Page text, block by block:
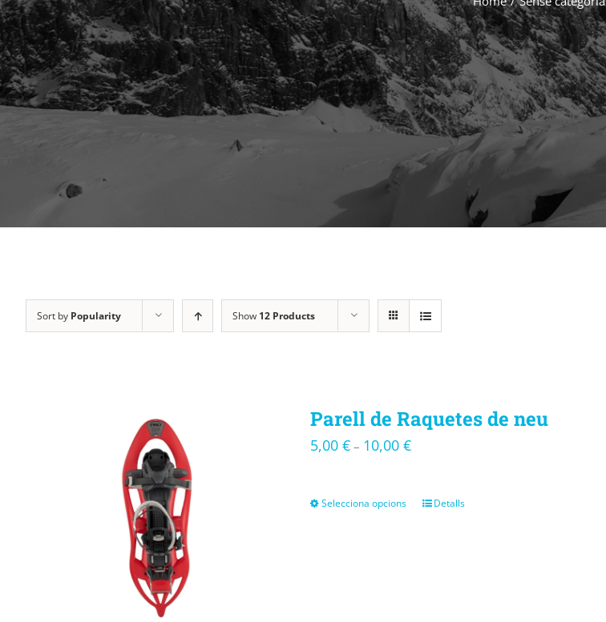
Sort by Popularity Show 12 Products
Parell de Raquetes de neu
5,00 €– 10,00 €
Selecciona opcions Detalls